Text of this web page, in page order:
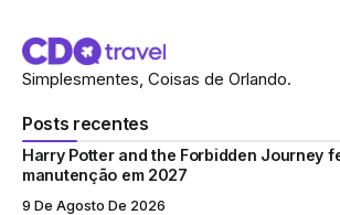
Simplesmentes, Coisas de Orlando.
Posts recentes
Harry Potter and the Forbidden Journey
manutenção em 2027
9 De Agosto De 2026